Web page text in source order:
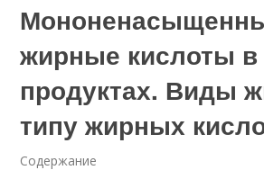
жирные кислоты в
продуктах. Виды
типу жирных
Содержание